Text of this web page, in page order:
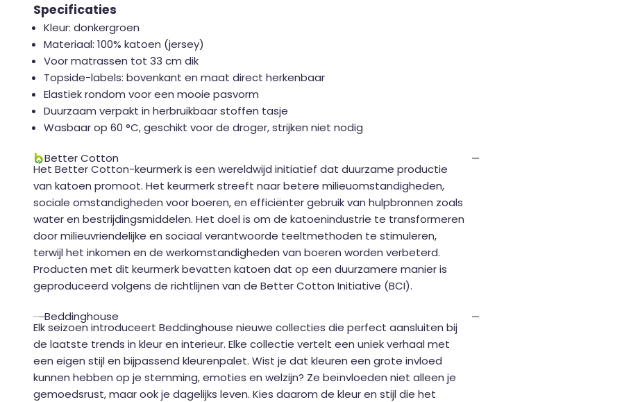
Specificaties
Kleur: donkergroen
Materiaal: 100% katoen (jersey)
Voor matrassen tot 33 cm dik
Topside-labels: bovenkant en maat direct herkenbaar
Elastiek rondom voor een mooie pasvorm
Duurzaam verpakt in herbruikbaar stoffen tasje
Wasbaar op 60 °C, geschikt voor de droger, strijken niet nodig
Better Cotton
Het Better Cotton-keurmerk is een wereldwijd initiatief dat duurzame productie
van katoen promoot. Het keurmerk streeft naar betere milieuomstandigheden,
sociale omstandigheden voor boeren, en efficiënter gebruik van hulpbronnen zoals
water en bestrijdingsmiddelen. Het doel is om de katoenindustrie te transformeren
door milieuvriendelijke en sociaal verantwoorde teeltmethoden te stimuleren,
terwijl het inkomen en de werkomstandigheden van boeren worden verbeterd.
Producten met dit keurmerk bevatten katoen dat op een duurzamere manier is
geproduceerd volgens de richtlijnen van de Better Cotton Initiative (BCI).
Beddinghouse
Elk seizoen introduceert Beddinghouse nieuwe collecties die perfect aansluiten bij
de laatste trends in kleur en interieur. Elke collectie vertelt een uniek verhaal met
een eigen stijl en bijpassend kleurenpalet. Wist je dat kleuren een grote invloed
kunnen hebben op je stemming, emoties en welzijn? Ze beïnvloeden niet alleen je
gemoedsrust, maar ook je dagelijks leven. Kies daarom de kleur en stijl die het